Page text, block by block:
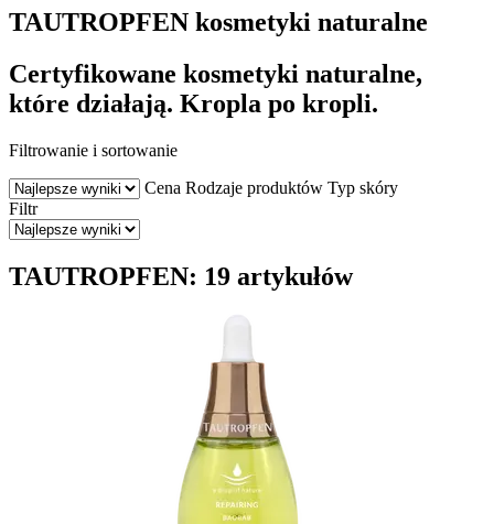
TAUTROPFEN kosmetyki naturalne
Certyfikowane kosmetyki naturalne,
które działają. Kropla po kropli.
Filtrowanie i sortowanie
Cena Rodzaje produktów Typ skóry
Filtr
TAUTROPFEN: 19 artykułów